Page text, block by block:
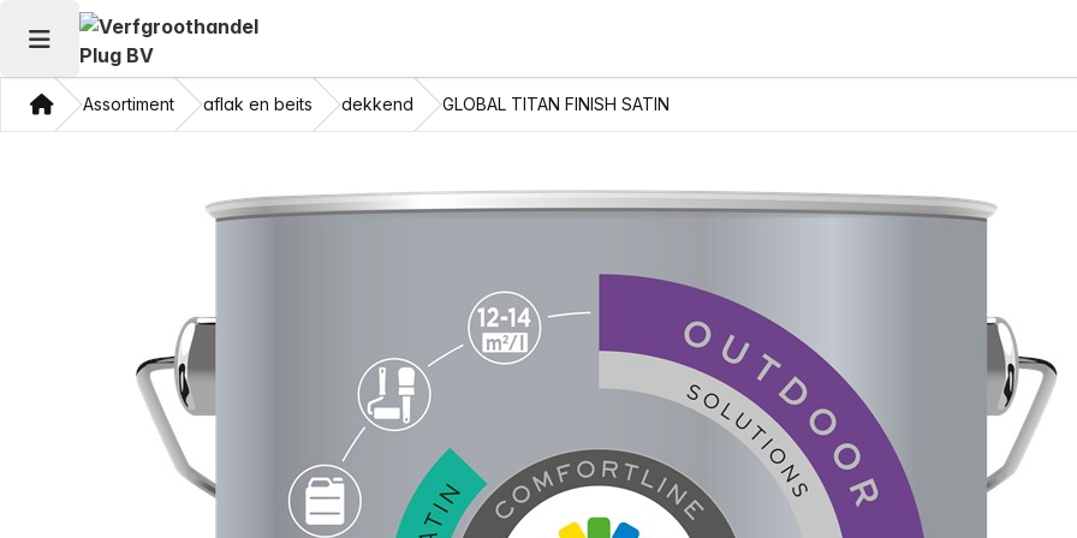
Hoofdmenu openen
ThuisAssortiment aflak en beits dekkend GLOBAL TITAN FINISH SATIN